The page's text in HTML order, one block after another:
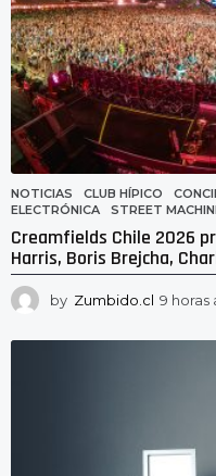
NOTICIAS CLUB HÍPICO ,
ELECTRÓNICA
,STREET
Creamfields Chile 2026
Harris, Boris Brejcha,
by Zumbido.cl 9 horas